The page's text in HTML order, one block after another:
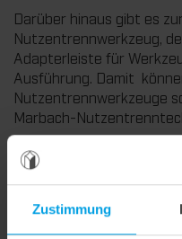
Zustimmung
Darüber hinaus gibt es
Nutzentrennwerkzeug,
Adapterleiste für
Ausführung. Damit
Nutzentrennwerkzeuge
Marbach-
Jan Brunner: „Ein
inzwischen auf unsere
Der lightblanker zeichnet
und seinen günstigen